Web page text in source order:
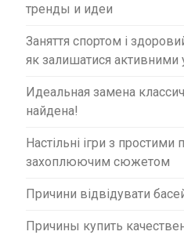
тренды и идеи
Заняття спортом і
як залишатися активними
Идеальная замена
найдена!
Настільні ігри з простими
захоплюючим сюжетом
Причини відвідувати
Причины купить